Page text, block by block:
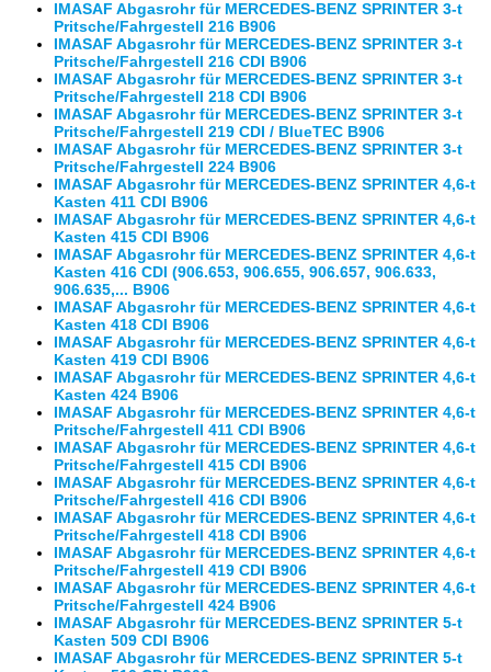
IMASAF Abgasrohr für MERCEDES-BENZ SPRINTER 3-t
Pritsche/Fahrgestell 216 B906
IMASAF Abgasrohr für MERCEDES-BENZ SPRINTER 3-t
Pritsche/Fahrgestell 216 CDI B906
IMASAF Abgasrohr für MERCEDES-BENZ SPRINTER 3-t
Pritsche/Fahrgestell 218 CDI B906
IMASAF Abgasrohr für MERCEDES-BENZ SPRINTER 3-t
Pritsche/Fahrgestell 219 CDI / BlueTEC B906
IMASAF Abgasrohr für MERCEDES-BENZ SPRINTER 3-t
Pritsche/Fahrgestell 224 B906
IMASAF Abgasrohr für MERCEDES-BENZ SPRINTER 4,6-t
Kasten 411 CDI B906
IMASAF Abgasrohr für MERCEDES-BENZ SPRINTER 4,6-t
Kasten 415 CDI B906
IMASAF Abgasrohr für MERCEDES-BENZ SPRINTER 4,6-t
Kasten 416 CDI (906.653, 906.655, 906.657, 906.633,
906.635,... B906
IMASAF Abgasrohr für MERCEDES-BENZ SPRINTER 4,6-t
Kasten 418 CDI B906
IMASAF Abgasrohr für MERCEDES-BENZ SPRINTER 4,6-t
Kasten 419 CDI B906
IMASAF Abgasrohr für MERCEDES-BENZ SPRINTER 4,6-t
Kasten 424 B906
IMASAF Abgasrohr für MERCEDES-BENZ SPRINTER 4,6-t
Pritsche/Fahrgestell 411 CDI B906
IMASAF Abgasrohr für MERCEDES-BENZ SPRINTER 4,6-t
Pritsche/Fahrgestell 415 CDI B906
IMASAF Abgasrohr für MERCEDES-BENZ SPRINTER 4,6-t
Pritsche/Fahrgestell 416 CDI B906
IMASAF Abgasrohr für MERCEDES-BENZ SPRINTER 4,6-t
Pritsche/Fahrgestell 418 CDI B906
IMASAF Abgasrohr für MERCEDES-BENZ SPRINTER 4,6-t
Pritsche/Fahrgestell 419 CDI B906
IMASAF Abgasrohr für MERCEDES-BENZ SPRINTER 4,6-t
Pritsche/Fahrgestell 424 B906
IMASAF Abgasrohr für MERCEDES-BENZ SPRINTER 5-t
Kasten 509 CDI B906
IMASAF Abgasrohr für MERCEDES-BENZ SPRINTER 5-t